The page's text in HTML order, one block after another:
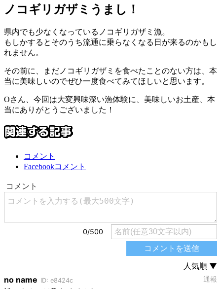
ノコギリガザミうまし！
県内でも少なくなっているノコギリガザミ漁。
もしかするとそのうち流通に乗らなくなる日が来るのかもし
れません。
その前に、まだノコギリガザミを食べたことのない方は、本
当に美味しいのでぜひ一度食べてみてほしいと思います。
Oさん、今回は大変興味深い漁体験に、美味しいお土産、本
当にありがとうございました！
コメント
Facebookコメント